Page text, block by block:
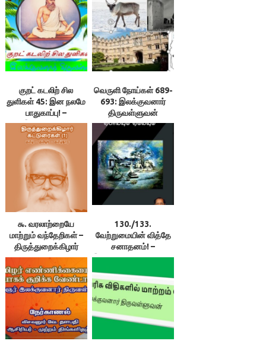
குறட் கடலிற் சில
துளிகள் 45: இன நலமே
பாதுகாப்பு! –
இலக்குவனார்
திருவள்ளுவன்
வெருளி நோய்கள் 689-
693: இலக்குவனார்
திருவள்ளுவன்
௯. வரலாற்றையே
மாற்றும் வந்தேறிகள் –
திருத்துறைக்கிழார்
130./133.
வேற்றுமையின் வித்தே
சனாதனம்! –
இலக்குவனார்திருவள்ளுவன்